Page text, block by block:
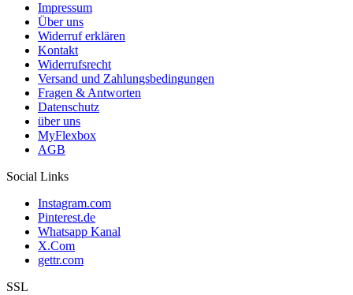
Impressum
Über uns
Widerruf erklären
Kontakt
Widerrufsrecht
Versand und Zahlungsbedingungen
Fragen & Antworten
Datenschutz
über uns
MyFlexbox
AGB
Social Links
Instagram.com
Pinterest.de
Whatsapp Kanal
X.Com
gettr.com
SSL